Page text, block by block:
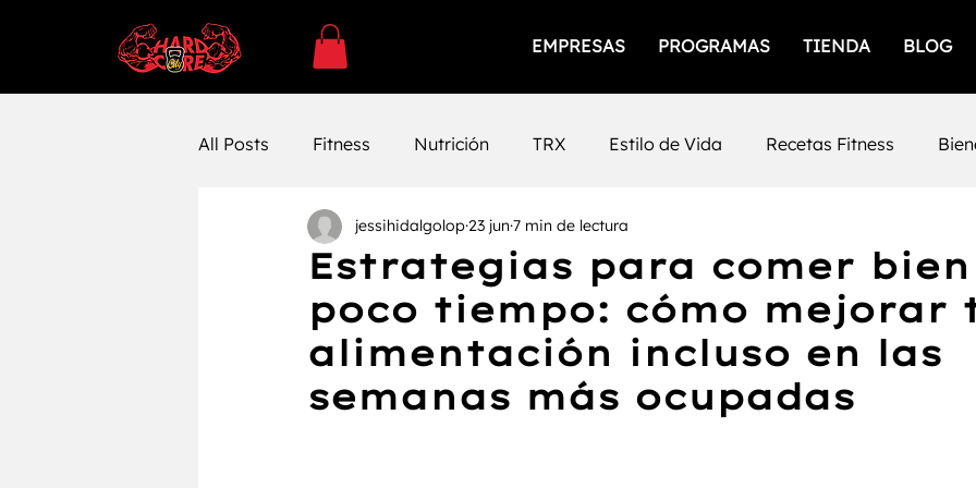
EMPRESAS PROGRAMAS TIENDA BLOG
All Posts Fitness Nutrición TRX Estilo de Vida Recetas Fitness
SUPLEMENTACÓN Ejercicios Empresas Saludables
Entrenamiento Entrenamiento Femenino Salud gimnasios San Luis
Farmacología Bienestar Mental Fuerza Cafeina Timing
Estrategias para comer bien
poco tiempo: cómo mejorar
alimentación incluso en las
semanas más ocupadas
jessihidalgolop23 jun 7 min de lectura